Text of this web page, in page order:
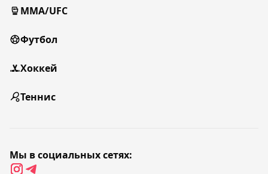
MMA/UFC
Футбол
Хоккей
Теннис
Мы в социальных сетях: